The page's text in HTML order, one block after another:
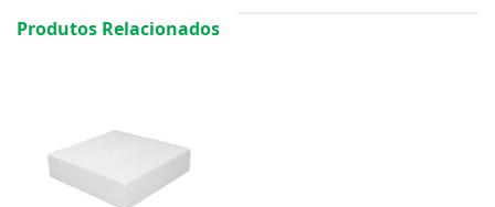
Produtos Relacionados